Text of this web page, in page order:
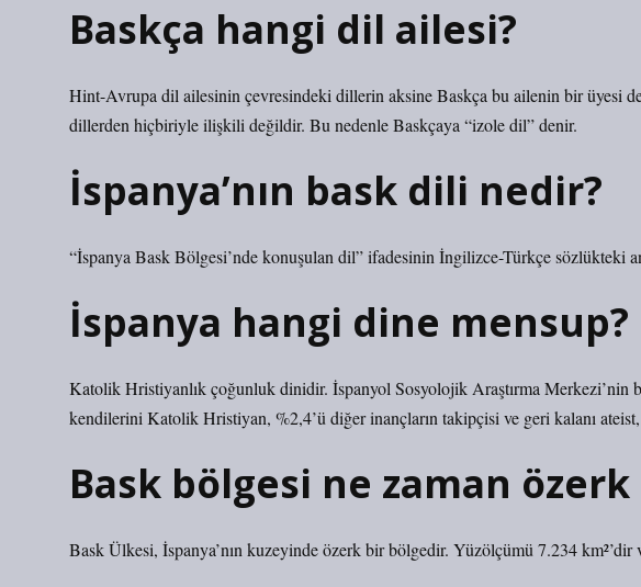
Baskça hangi dil ailesi?
Hint-Avrupa dil ailesinin çevresindeki dillerin aksine Baskça bu ailenin bir üyesi
dillerden hiçbiriyle ilişkili değildir. Bu nedenle Baskçaya “izole dil” denir.
İspanya’nın bask dili nedir?
“İspanya Bask Bölgesi’nde konuşulan dil” ifadesinin İngilizce-Türkçe sözlükteki
İspanya hangi dine mensup?
Katolik Hristiyanlık çoğunluk dinidir. İspanyol Sosyolojik Araştırma Merkezi’nin
kendilerini Katolik Hristiyan, %2,4’ü diğer inançların takipçisi ve geri kalanı ateist,
Bask bölgesi ne zaman
Bask Ülkesi, İspanya’nın kuzeyinde özerk bir bölgedir. Yüzölçümü 7.234 km²’dir